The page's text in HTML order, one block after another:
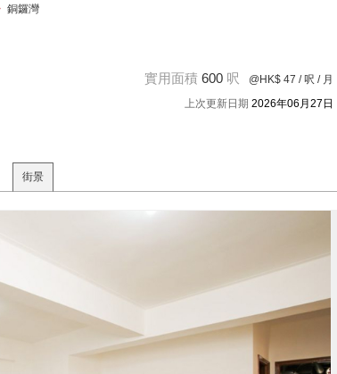
銅鑼灣
實用面積 600 呎 @HK$ 47 / 呎 / 月
上次更新日期 2026年06月27日
街景